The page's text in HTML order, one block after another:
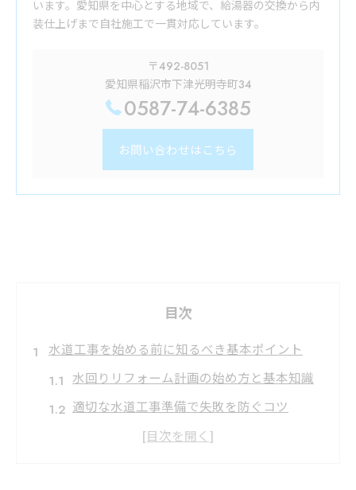
います。愛知県を中心とする地域で、給湯器の交換から内
装仕上げまで自社施工で一貫対応しています。
〒492-8051
愛知県稲沢市下津光明寺町34
0587-74-6385
お問い合わせはこちら
目次
水道工事を始める前に知るべき基本ポイント
水回りリフォーム計画の始め方と基本知識
適切な水道工事準備で失敗を防ぐコツ
稲沢市水道指定業者選びの注意点